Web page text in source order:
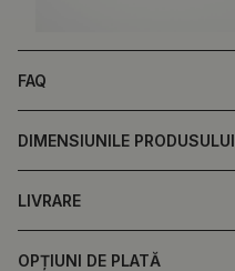
FAQ
DIMENSIUNILE PRODUSULUI
LIVRARE
OPȚIUNI DE PLATĂ